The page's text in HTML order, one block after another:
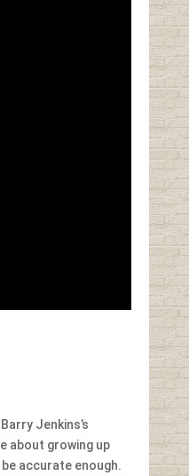
Jenkins’s
about growing up
accurate enough.